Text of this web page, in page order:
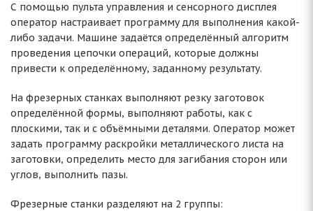
С помощью пульта управления и сенсорного дисплея
оператор настраивает программу для выполнения какой-
либо задачи. Машине задаётся определённый алгоритм
проведения цепочки операций, которые должны
привести к определённому, заданному результату.
На фрезерных станках выполняют резку заготовок
определённой формы, выполняют работы, как с
плоскими, так и с объёмными деталями. Оператор может
задать программу раскройки металлического листа на
заготовки, определить место для загибания сторон или
углов, выполнить пазы.
Фрезерные станки разделяют на 2 группы: